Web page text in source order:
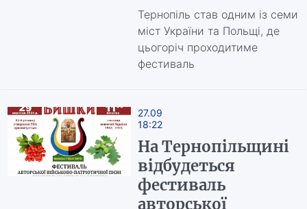
Тернопіль став одним із семи
міст України та Польщі, де
цьогоріч проходитиме
фестиваль
27.09
18:22
На Тернопільщині
відбудеться
фестиваль
авторської